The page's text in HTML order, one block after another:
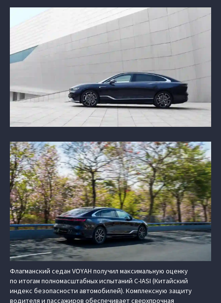
Флагманский седан VOYAH получил максимальную оценку
по итогам полномасштабных испытаний C-IASI (Китайский
индекс безопасности автомобилей). Комплексную защиту
водителя и пассажиров обеспечивает сверхпрочная